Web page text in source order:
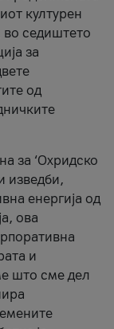
културен
во седиштето
за
од
за ‘Охридско
изведби,
енергија од
ова
и
што сме дел